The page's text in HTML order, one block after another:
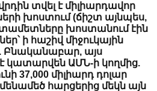
ժողովրդին տվել է
խոստում (ճիշտ
արևմտամետները
ի հաշիվ միջուկային
Բնականաբար, այս
պետք է կատարվեն ԱՄՆ-ի
ունի 37,000 միլիարդ
ամենամեծ հարցերից